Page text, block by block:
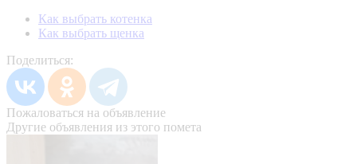
Как выбрать котенка
Как выбрать щенка
Поделиться:
Пожаловаться на объявление
Другие объявления из этого помета